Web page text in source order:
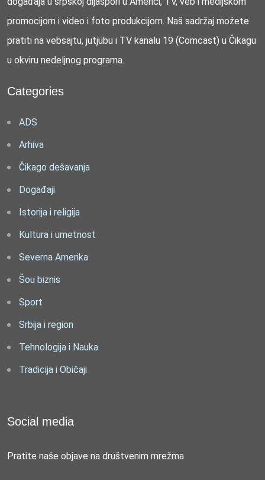
promocijom i video i foto produkcijom. Naš sadržaj možete
pratiti na vebsajtu, jutjubu i TV kanalu 19 (Comcast) u Čikagu
u okviru nedeljnog programa.
Categories
ADS
Arhiva
Čikago dešavanja
Događaji
Istorija i religija
Kultura i umetnost
Severna Amerika
Šou biznis
Sport
Srbija i region
Tehnologija i Nauka
Tradicija i Običaji
Social media
Pratite naše objave na društvenim mrežma